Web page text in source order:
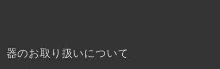
器のお取り扱いについて